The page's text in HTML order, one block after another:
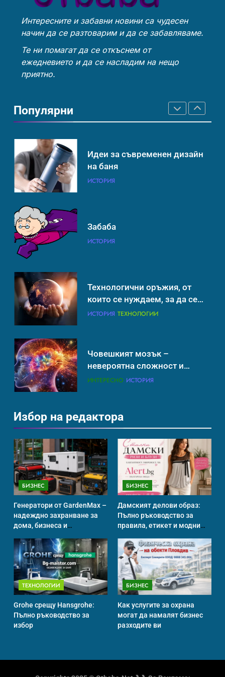
Идеи за съвременен дизайн
на баня
ИСТОРИЯ
Технологични оръжия, от
които се нуждаем, за да се
борим с глобалното
ИСТОРИЯ
Човешкият мозък –
Интересните и забавни новини са чудесен
начин да се разтоварим и да се забавляваме.
Те ни помагат да се откъснем от
ежедневието и да се насладим на нещо
приятно.
Популярни
Човешкият мозък –
невероятна сложност и
ИНТЕРЕСНО ИСТОРИЯ
свързани със смъртта
Идеи за съвременен дизайн
на баня
ИСТОРИЯ
Забаба
ИСТОРИЯ
Технологични оръжия, от
които се нуждаем, за да се
борим с глобалното
ИСТОРИЯ ТЕХНОЛОГИИ
Човешкият мозък –
невероятна сложност и
възможност
ИНТЕРЕСНО ИСТОРИЯ
Ритуали от други култури,
ИСТОРИЯ
Идеи за съвременен дизайн
ИСТОРИЯ
Забаба
ИСТОРИЯ
Технологични оръжия, от
които се нуждаем, за да се
Избор на редактора
БИЗНЕС
Генератори от GardenMax –
надеждно захранване за
дома, бизнеса и
БИЗНЕС
Дамският делови образ:
Пълно ръководство за
правила, етикет и модни
ТЕХНОЛОГИИ
Grohe срещу Hansgrohe:
Пълно ръководство за
избор
БИЗНЕС
Как услугите за охрана
могат да намалят бизнес
разходите ви